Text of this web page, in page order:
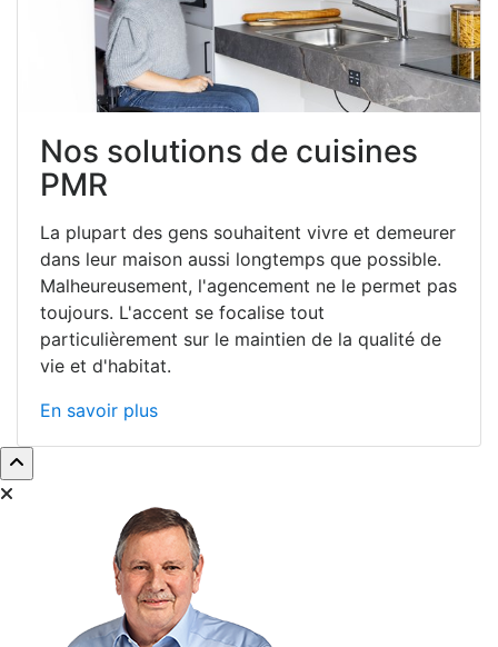
Nos solutions de cuisines
PMR
La plupart des gens souhaitent vivre et demeurer
dans leur maison aussi longtemps que possible.
Malheureusement, l'agencement ne le permet pas
toujours. L'accent se focalise tout
particulièrement sur le maintien de la qualité de
vie et d'habitat.
En savoir plus